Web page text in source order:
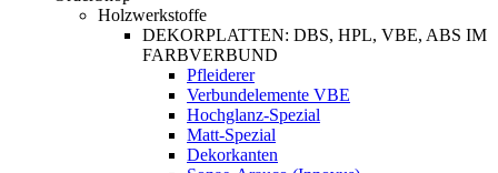
Holzwerkstoffe
DEKORPLATTEN: DBS, HPL, VBE, ABS IM
FARBVERBUND
Pfleiderer
Verbundelemente VBE
Hochglanz-Spezial
Matt-Spezial
Dekorkanten